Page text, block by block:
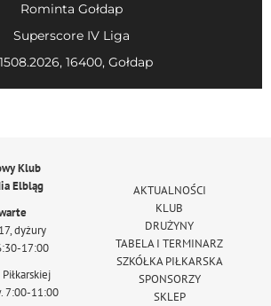
Rominta Gołdap
Superscore IV Liga
16400, Gołdap
Klub
Elbląg
dyżury
17:00
7:00-11:00
AKTUALNOŚCI
KLUB
DRUŻYNY
TABELA I TERMINARZ
SZKÓŁKA PIŁKARSKA
SPONSORZY
SKLEP